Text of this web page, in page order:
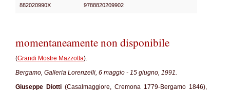
882020990X 9788820209902
momentaneamente non disponibile
(Grandi Mostre Mazzotta).
Bergamo, Galleria Lorenzelli, 6 maggio - 15 giugno, 1991.
Giuseppe Diotti (Casalmaggiore, Cremona 1779-Bergamo 1846),